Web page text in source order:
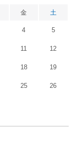
金 土
4 5
11 12
18 19
25 26